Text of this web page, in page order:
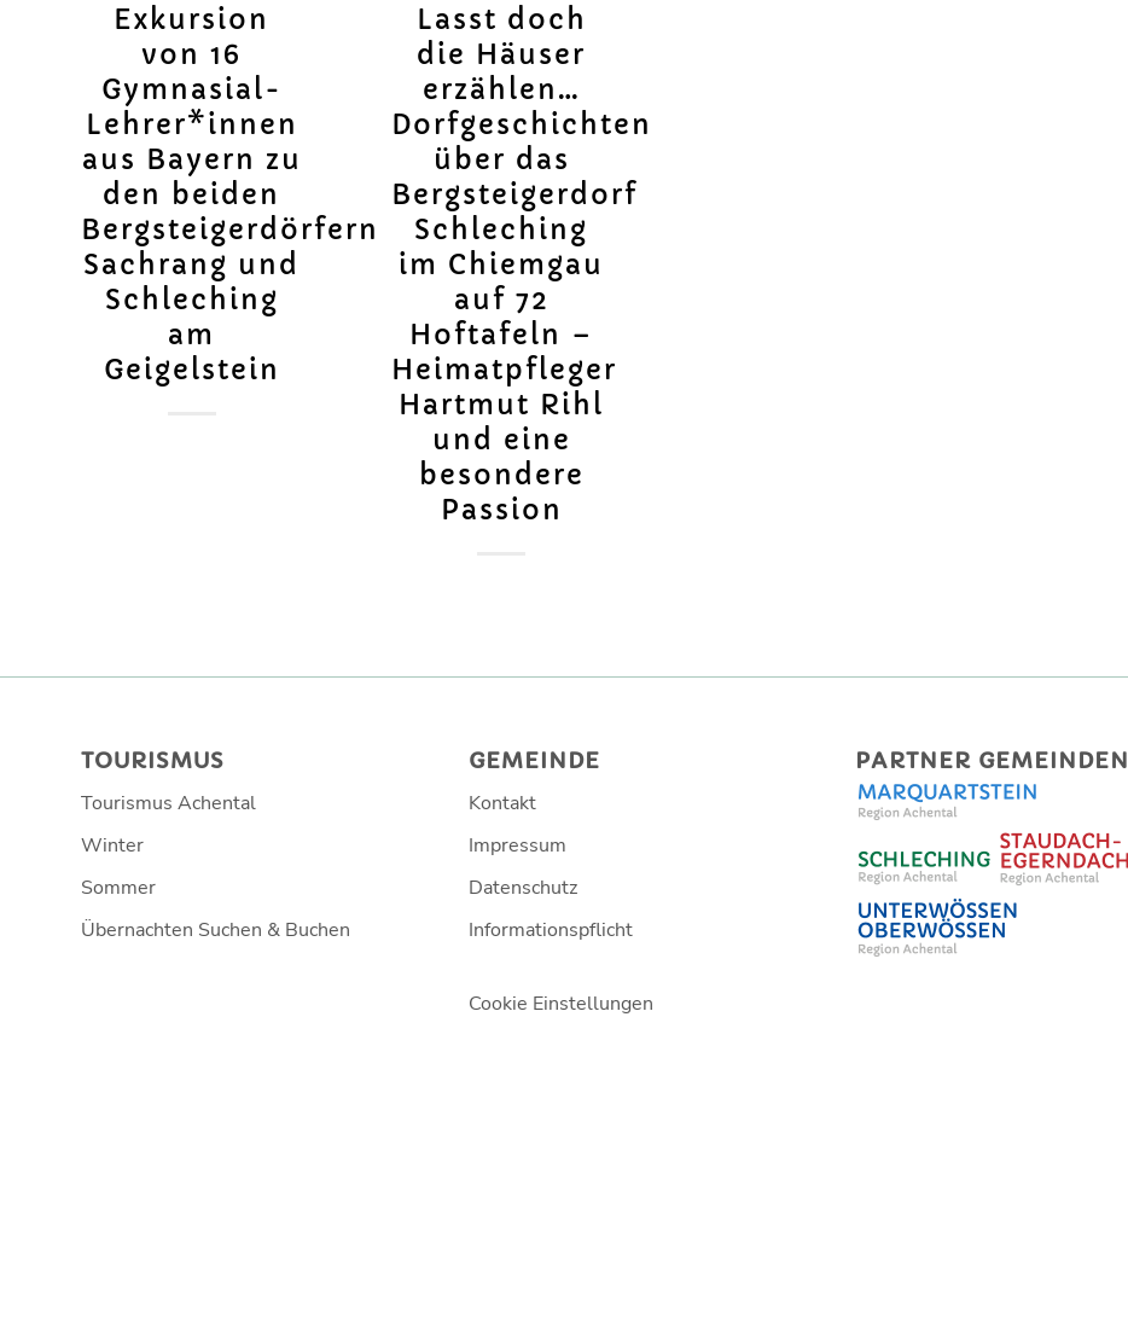
Exkursion
von 16
Gymnasial-
Lehrer*innen
aus Bayern zu
den beiden
Bergsteigerdörfern
Sachrang und
Schleching
am
Geigelstein
Lasst doch
die Häuser
erzählen…
Dorfgeschichten
über das
Bergsteigerdorf
Schleching
im Chiemgau
auf 72
Hoftafeln –
Heimatpfleger
Hartmut Rihl
und eine
besondere
Passion
TOURISMUS
Tourismus Achental
Winter
Sommer
Übernachten Suchen & Buchen
GEMEINDE
Kontakt
Impressum
Datenschutz
Informationspflicht
Cookie Einstellungen
PARTNER GEMEINDEN